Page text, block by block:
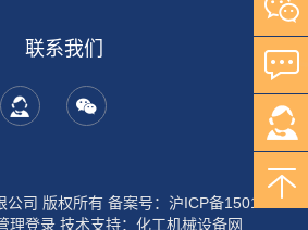
联系我们
公司 版权所有 备案号：沪ICP备15015674
理登录技术支持： 化工机械设备网